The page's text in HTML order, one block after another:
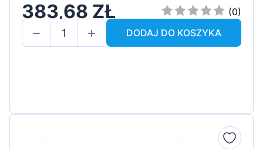
383,68 ZŁ
(0)
DODAJ DO KOSZYKA